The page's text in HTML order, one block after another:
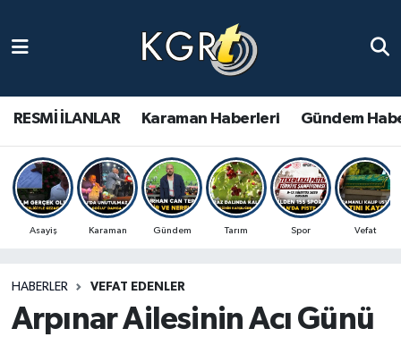
RESMİ İLANLAR Karaman Haberleri Gündem
Asayiş Karaman Gündem Tarım Spor Vefat
HABERLER VEFAT EDENLER
Arpınar Ailesinin Acı Günü
Gündem Haberleri
Güncel Haberler
Spor Haberleri
Ulusal Haberler